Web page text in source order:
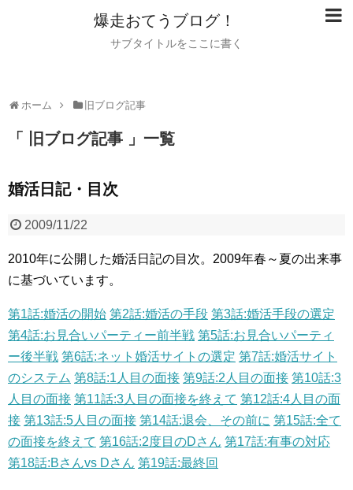
爆走おてうブログ！
サブタイトルをここに書く
ホーム 旧ブログ記事
「 旧ブログ記事 」一覧
婚活日記・目次
2009/11/22
2010年に公開した婚活日記の目次。2009年春～夏の出来事
に基づいています。
第1話:婚活の開始 第2話:婚活の手段 第3話:婚活手段の選定
第4話:お見合いパーティー前半戦 第5話:お見合いパーティ
ー後半戦 第6話:ネット婚活サイトの選定 第7話:婚活サイト
のシステム 第8話:1人目の面接 第9話:2人目の面接 第10話:3
人目の面接 第11話:3人目の面接を終えて 第12話:4人目の面
接 第13話:5人目の面接 第14話:退会、その前に 第15話:全て
の面接を終えて 第16話:2度目のDさん 第17話:有事の対応
第18話:Bさんvs Dさん 第19話:最終回